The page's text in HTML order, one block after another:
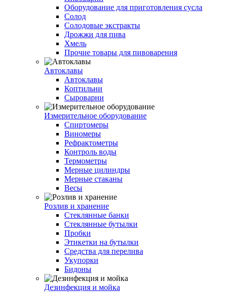
Оборудование для приготовления сусла
Солод
Солодовые экстракты
Дрожжи для пива
Хмель
Прочие товары для пивоварения
Автоклавы
Автоклавы
Коптильни
Сыроварни
Измерительное оборудование
Спиртомеры
Виномеры
Рефрактометры
Контроль воды
Термометры
Мерные цилиндры
Мерные стаканы
Весы
Розлив и хранение
Стеклянные банки
Стеклянные бутылки
Пробки
Этикетки на бутылки
Средства для перелива
Укупорки
Бидоны
Дезинфекция и мойка